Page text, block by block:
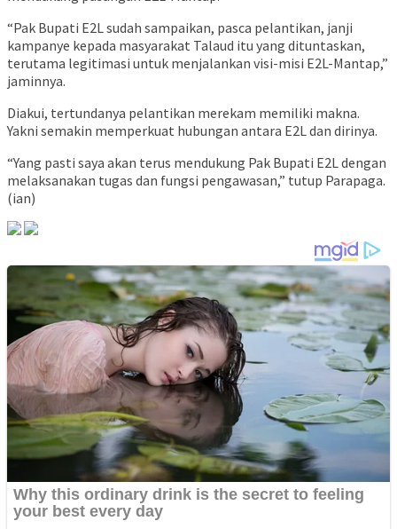
“Pak Bupati E2L sudah sampaikan, pasca pelantikan, janji
kampanye kepada masyarakat Talaud itu yang dituntaskan,
terutama legitimasi untuk menjalankan visi-misi E2L-Mantap,”
jaminnya.
Diakui, tertundanya pelantikan merekam memiliki makna.
Yakni semakin memperkuat hubungan antara E2L dan dirinya.
“Yang pasti saya akan terus mendukung Pak Bupati E2L dengan
melaksanakan tugas dan fungsi pengawasan,” tutup Parapaga.
(ian)